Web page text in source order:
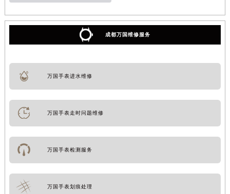
成都万国维修服务
万国手表进水维修
万国手表走时问题维修
万国手表检测服务
万国手表划痕处理